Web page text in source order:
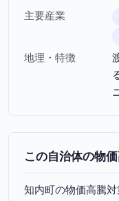
主要産業
地理・特徴
この自治体の物
知内町の物価高騰